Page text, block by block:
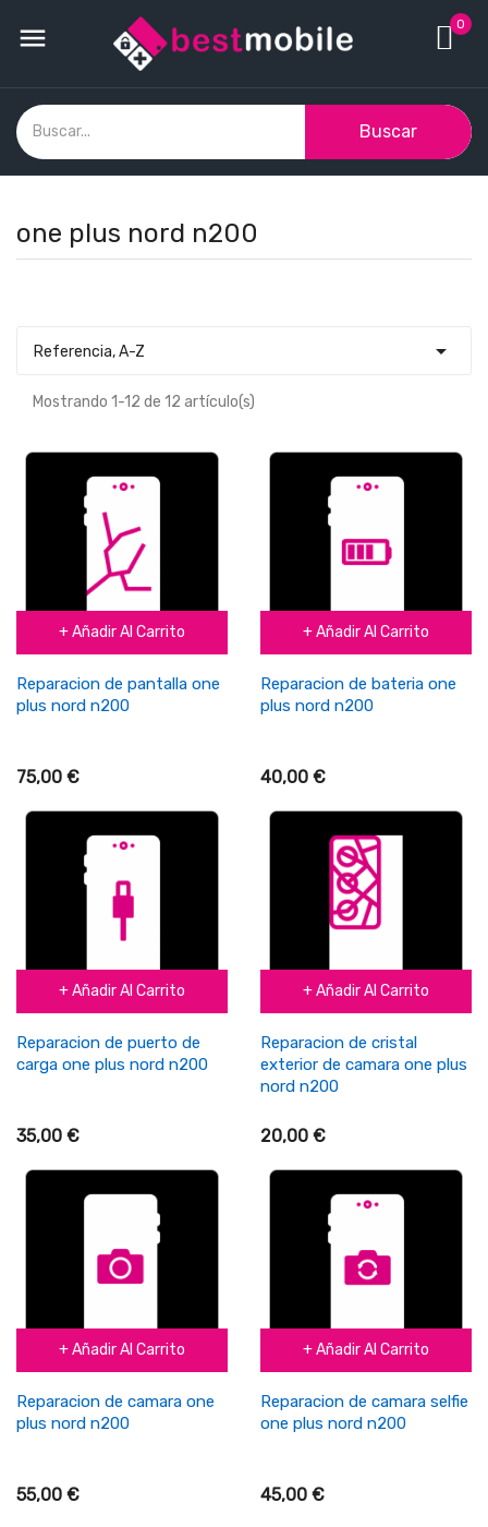
 0
Buscar
one plus nord n200
Referencia, A-Z 
Mostrando 1-12 de 12 artículo(s)
+ Añadir Al Carrito
Reparacion de pantalla one
plus nord n200
75,00 €
+ Añadir Al Carrito
Reparacion de bateria one
plus nord n200
40,00 €
+ Añadir Al Carrito
Reparacion de puerto de
carga one plus nord n200
35,00 €
+ Añadir Al Carrito
Reparacion de cristal
exterior de camara one plus
nord n200
20,00 €
+ Añadir Al Carrito
Reparacion de camara one
plus nord n200
55,00 €
+ Añadir Al Carrito
Reparacion de camara selfie
one plus nord n200
45,00 €